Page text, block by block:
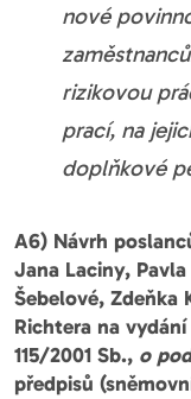
nové
rizikovou
prací, na
doplňkové
A6) Návrh
Jana Laciny,
Šebelové, Zdeňka
Richtera na
115/2001 Sb., o
předpisů